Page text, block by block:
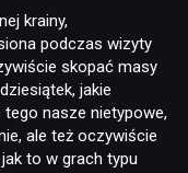
krainy,
podczas wizyty
skopać masy
jakie
nasze nietypowe,
ale też oczywiście
to w grach typu